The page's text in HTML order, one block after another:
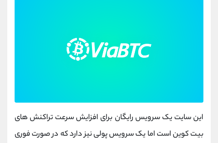
این سایت یک سرویس رایگان برای افزایش سرعت تراکنش های
بیت کوین است اما یک سرویس پولی نیز دارد که در صورت فوری